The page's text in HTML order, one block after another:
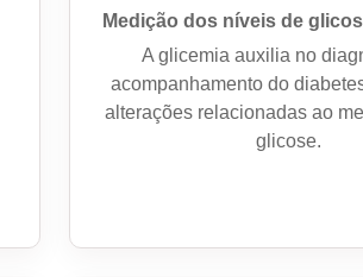
Medição dos níveis de
A glicemia auxilia no
acompanhamento do
alterações relacionadas ao
glicose.